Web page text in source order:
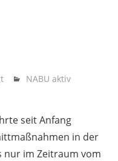
NABU aktiv
seit Anfang
in der
nur im Zeitraum vom